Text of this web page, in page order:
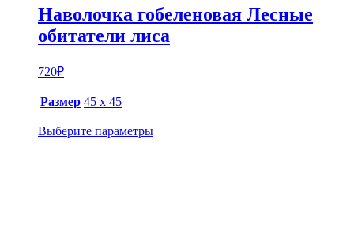
Наволочка гобеленовая Лесные
обитатели лиса
720₽
Размер 45 х 45
Выберите параметры